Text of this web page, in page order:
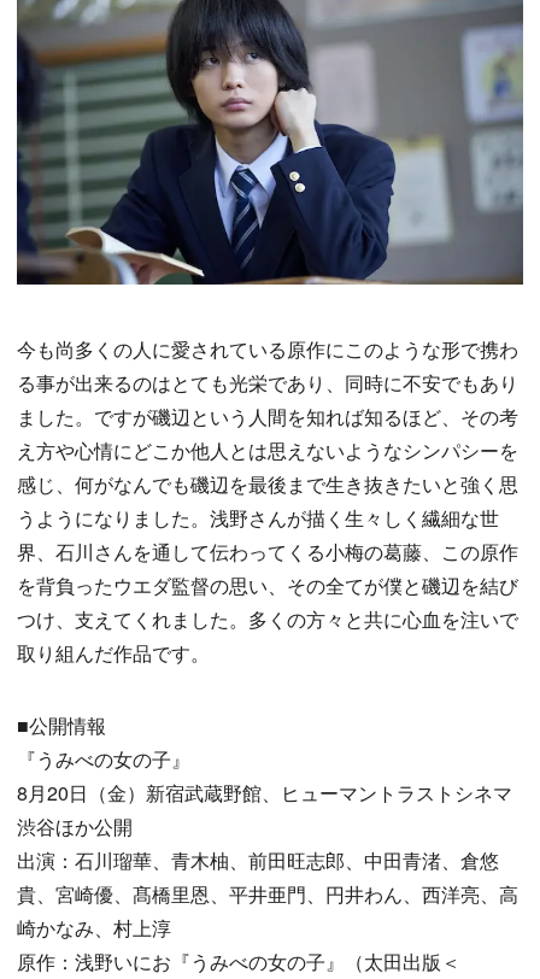
今も尚多くの人に愛されている原作にこのような形で携わ
る事が出来るのはとても光栄であり、同時に不安でもあり
ました。ですが磯辺という人間を知れば知るほど、その考
え方や心情にどこか他人とは思えないようなシンパシーを
感じ、何がなんでも磯辺を最後まで生き抜きたいと強く思
うようになりました。浅野さんが描く生々しく繊細な世
界、石川さんを通して伝わってくる小梅の葛藤、この原作
を背負ったウエダ監督の思い、その全てが僕と磯辺を結び
つけ、支えてくれました。多くの方々と共に心血を注いで
取り組んだ作品です。
■公開情報
『うみべの女の子』
8月20日（金）新宿武蔵野館、ヒューマントラストシネマ
渋谷ほか公開
出演：石川瑠華、青木柚、前田旺志郎、中田青渚、倉悠
貴、宮崎優、髙橋里恩、平井亜門、円井わん、西洋亮、高
崎かなみ、村上淳
原作：浅野いにお『うみべの女の子』（太田出版＜